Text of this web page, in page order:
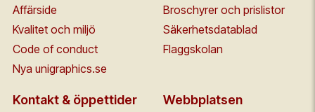
Affärside
Kvalitet och miljö
Code of conduct
Nya unigraphics.se
Broschyrer och prislistor
Säkerhetsdatablad
Flaggskolan
Kontakt & öppettider Webbplatsen